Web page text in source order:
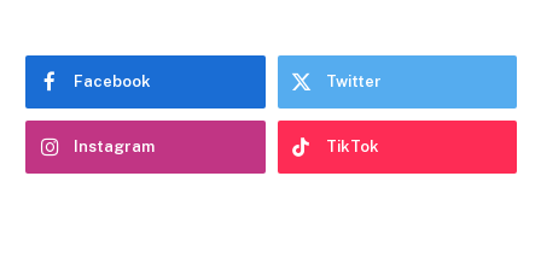
Facebook Twitter
Instagram TikTok